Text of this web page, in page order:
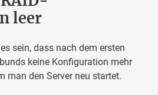
leer
sein, dass nach dem ersten
keine Konfiguration mehr
man den Server neu startet.